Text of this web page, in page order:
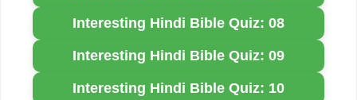
Interesting Hindi Bible Quiz: 08
Interesting Hindi Bible Quiz: 09
Interesting Hindi Bible Quiz: 10